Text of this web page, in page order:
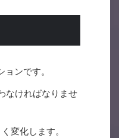
ンです。
なければなりませ
変化します。